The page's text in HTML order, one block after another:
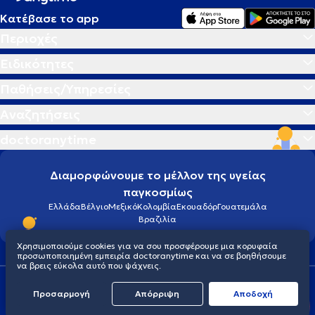
ξεμπερδευω απ' όλο αυτό;σε περίπτωση
κίνδυνος; Σας ευχαριστώ πολύ εκ των
Κατέβασε το app
Διαμορφώνουμε το μέλλον της υγείας
παγκοσμίως
ΕλλάδαΒέλγιοΜεξικόΚολομβίαΕκουαδόρΓουατεμάλα
Βραζιλία
Πολιτική προστασίας προσωπικού απορρήτου
© 2026 doctoranytime
Χρησιμοποιούμε cookies για να σου προσφέρουμε μια κορυφαία
προσωποποιημένη εμπειρία doctoranytime και να σε βοηθήσουμε
να βρεις εύκολα αυτό που ψάχνεις.
Προσαρμογή Απόρριψη Aποδοχή